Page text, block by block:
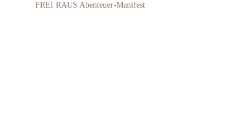
FREI RAUS Abenteuer-Manifest